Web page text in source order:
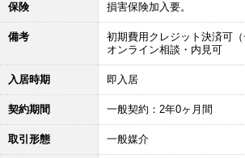
保険 損害保険加入要。
備考
初期費用クレジット決済可
オンライン相談・内見可
入居時期 即入居
契約期間 一般契約：2年0ヶ月間
取引形態 一般媒介